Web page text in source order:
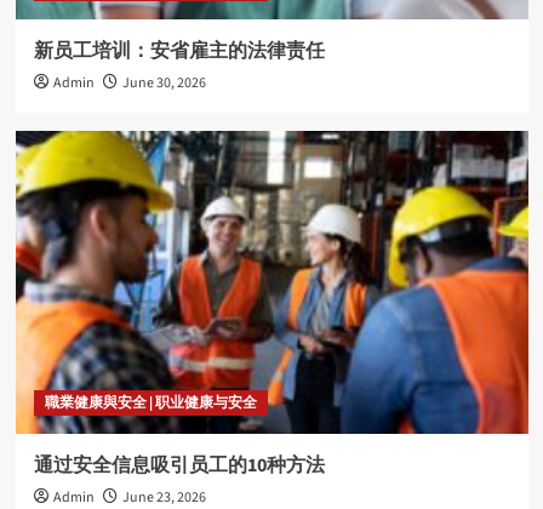
新员工培训：安省雇主的法律责任
Admin June 30, 2026
職業健康與安全 | 职业健康与安全
通过安全信息吸引员工的10种方法
Admin June 23, 2026